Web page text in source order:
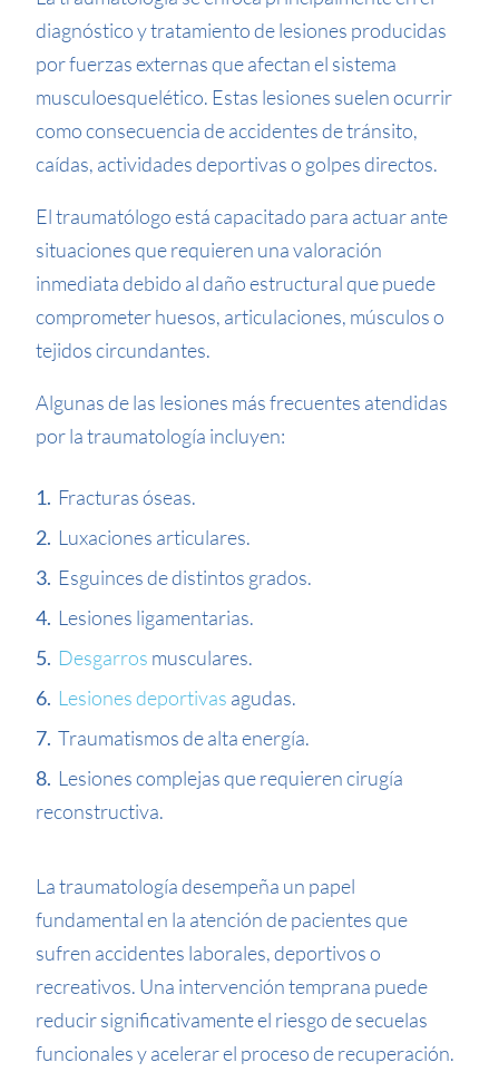
diagnóstico y tratamiento de lesiones producidas
por fuerzas externas que afectan el sistema
musculoesquelético. Estas lesiones suelen ocurrir
como consecuencia de accidentes de tránsito,
caídas, actividades deportivas o golpes directos.
El traumatólogo está capacitado para actuar ante
situaciones que requieren una valoración
inmediata debido al daño estructural que puede
comprometer huesos, articulaciones, músculos o
tejidos circundantes.
Algunas de las lesiones más frecuentes atendidas
por la traumatología incluyen:
Fracturas óseas.
Luxaciones articulares.
Esguinces de distintos grados.
Lesiones ligamentarias.
Desgarros musculares.
Lesiones deportivas agudas.
Traumatismos de alta energía.
Lesiones complejas que requieren cirugía
reconstructiva.
La traumatología desempeña un papel
fundamental en la atención de pacientes que
sufren accidentes laborales, deportivos o
recreativos. Una intervención temprana puede
reducir significativamente el riesgo de secuelas
funcionales y acelerar el proceso de recuperación.